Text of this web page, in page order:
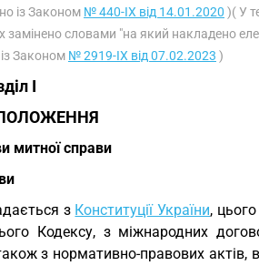
із Законом № 440-IX від 14.01.2020 )( У
замінено словами "на який накладено
із Законом № 2919-IX від 07.02.2023 )
I
митної справи
з Конституції України,
Кодексу, з міжнародних
з нормативно-правових актів,